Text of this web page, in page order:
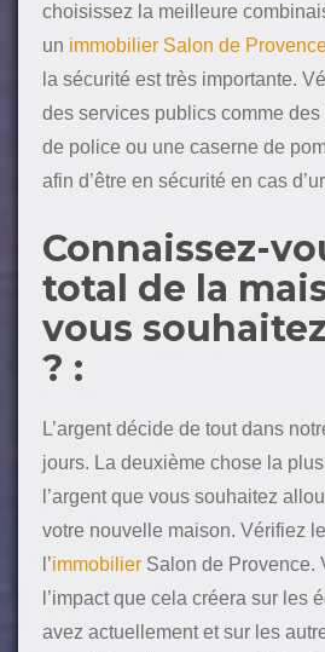
choisissez la meilleure
un immobilier Salon de
la sécurité est très importante.
des services publics comme
de police ou une caserne de
afin d’être en sécurité en cas
Connaissez-
total de la
vous
? :
L’argent décide de tout dans
jours. La deuxième chose la
l’argent que vous souhaitez
votre nouvelle maison. Vérifiez
l’immobilier Salon de Provence.
l’impact que cela créera sur les
avez actuellement et sur les